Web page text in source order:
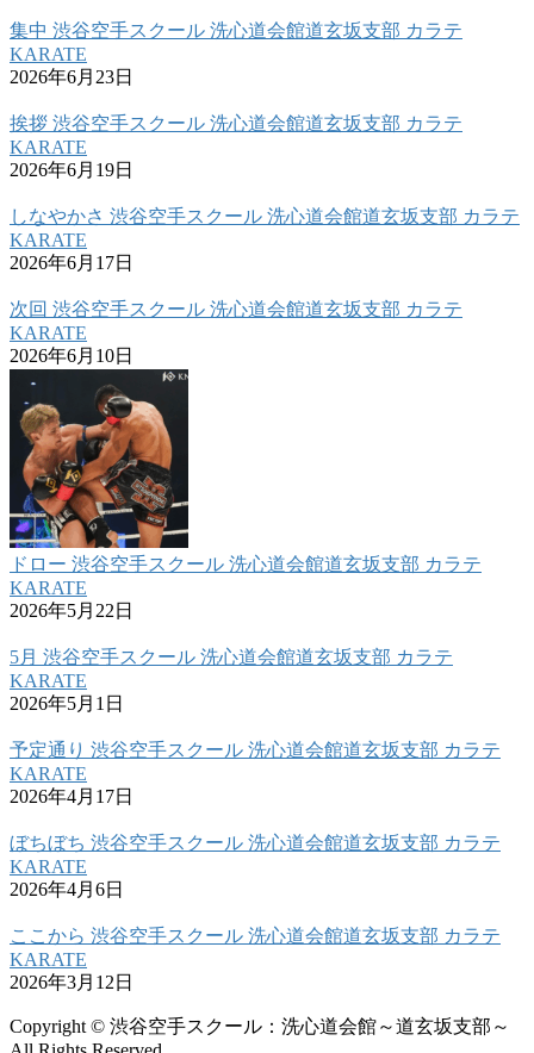
集中 渋谷空手スクール 洗心道会館道玄坂支部 カラテ
KARATE
2026年6月23日
挨拶 渋谷空手スクール 洗心道会館道玄坂支部 カラテ
KARATE
2026年6月19日
しなやかさ 渋谷空手スクール 洗心道会館道玄坂支部 カラテ
KARATE
2026年6月17日
次回 渋谷空手スクール 洗心道会館道玄坂支部 カラテ
KARATE
2026年6月10日
ドロー 渋谷空手スクール 洗心道会館道玄坂支部 カラテ
KARATE
2026年5月22日
5月 渋谷空手スクール 洗心道会館道玄坂支部 カラテ
KARATE
2026年5月1日
予定通り 渋谷空手スクール 洗心道会館道玄坂支部 カラテ
KARATE
2026年4月17日
ぼちぼち 渋谷空手スクール 洗心道会館道玄坂支部 カラテ
KARATE
2026年4月6日
ここから 渋谷空手スクール 洗心道会館道玄坂支部 カラテ
KARATE
2026年3月12日
Copyright © 渋谷空手スクール：洗心道会館～道玄坂支部～